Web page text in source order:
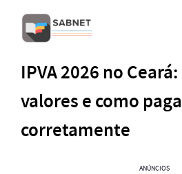
IPVA 2026 no
valores e como
corretamente
ANÚNCIOS